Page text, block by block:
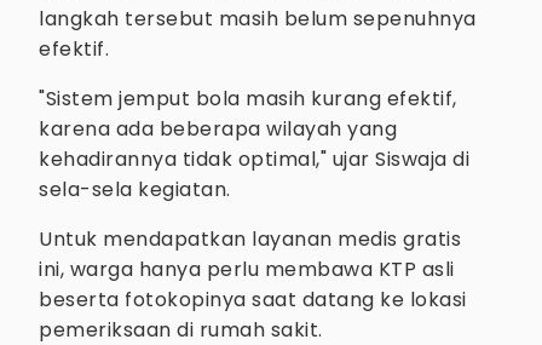
langkah tersebut masih belum sepenuhnya
efektif.
"Sistem jemput bola masih kurang efektif,
karena ada beberapa wilayah yang
kehadirannya tidak optimal," ujar Siswaja di
sela-sela kegiatan.
Untuk mendapatkan layanan medis gratis
ini, warga hanya perlu membawa KTP asli
beserta fotokopinya saat datang ke lokasi
pemeriksaan di rumah sakit.